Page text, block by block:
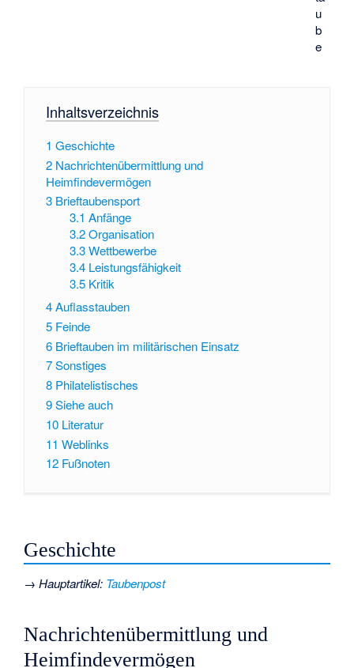
u
b
e
Inhaltsverzeichnis
1 Geschichte
2 Nachrichtenübermittlung und
Heimfindevermögen
3 Brieftaubensport
3.1 Anfänge
3.2 Organisation
3.3 Wettbewerbe
3.4 Leistungsfähigkeit
3.5 Kritik
4Auflasstauben
5 Feinde
6 Brieftauben im militärischen Einsatz
7Sonstiges
8 Philatelistisches
9Siehe auch
10 Literatur
11 Weblinks
12 Fußnoten
Geschichte
→Hauptartikel: Taubenpost
Nachrichtenübermittlung und
Heimfindevermögen